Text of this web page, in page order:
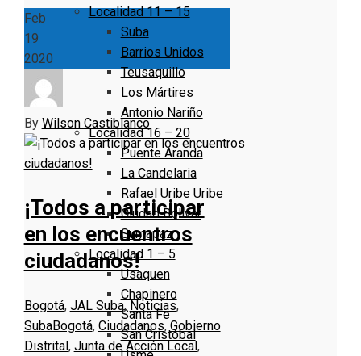
Localidad 11 – 15
Suba
Barrios Unidos
Teusaquillo
Los Mártires
Antonio Nariño
Localidad 16 – 20
Puente Aranda
La Candelaria
Rafael Uribe Uribe
Ciudad Bolivar
Sumapaz
Localidad 1 – 5
Usaquen
Chapinero
Santa Fe
San Cristóbal
Feb
19
2020
By Wilson Castiblanco
¡Todos a participar
en los encuentros
ciudadanos!
Bogotá, JAL Suba, Noticias,
SubaBogotá, Ciudadanos, Gobierno
Distrital , Junta de Acción Local ,